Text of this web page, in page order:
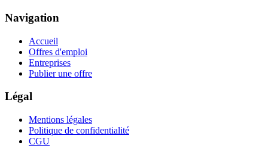
Navigation
Accueil
Offres d'emploi
Entreprises
Publier une offre
Légal
Mentions légales
Politique de confidentialité
CGU